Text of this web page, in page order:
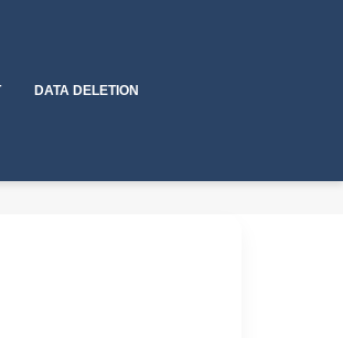
DATA DELETION